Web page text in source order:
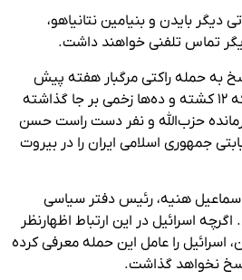
دیگر بایدن و بنیامین نتانیاهو،
تماس تلفنی خواهند داشت.
به حمله راکتی مرگبار هفته پیش
حزب‌الله به شمال اسرائیل که ١٢ کشته و ده‌ها زخمی بر جا گذاشته
حزب‌الله و نفر دست راست حسن
جمهوری اسلامی ایران را در بیروت
هنیه، رئیس دفتر سیاسی
اسرائیل در این ارتباط اظهارنظر
اسرائیل را عامل این حمله معرفی کرده
نخواهد گذاشت.